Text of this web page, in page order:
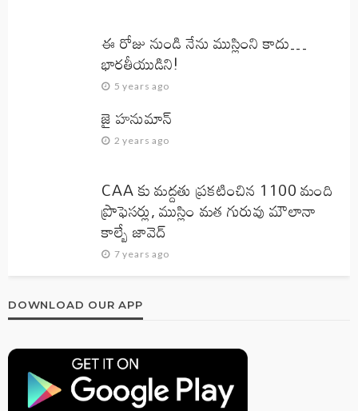
ఈ రోజు నుండి నేను ముస్లింని కాదు…
భారతీయుడిని!
5 years ago
జై హనుమాన్‌
2 years ago
CAA కు మద్దతు ప్రకటించిన 1100 మంది
ప్రొఫెసర్లు, ముస్లిం మత గురువు మౌలానా
కాల్బే జావెద్‌
7 years ago
DOWNLOAD OUR APP